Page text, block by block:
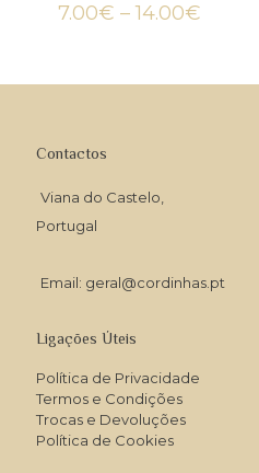
7.00€ – 14.00€
Contactos
Viana do Castelo,
Portugal
Email: geral@cordinhas.pt
Ligações Úteis
Política de Privacidade
Termos e Condições
Trocas e Devoluções
Política de Cookies